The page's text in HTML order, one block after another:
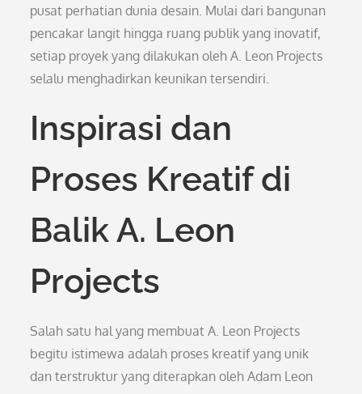
pusat perhatian dunia desain. Mulai dari bangunan
pencakar langit hingga ruang publik yang inovatif,
setiap proyek yang dilakukan oleh A. Leon Projects
selalu menghadirkan keunikan tersendiri.
Inspirasi dan
Proses Kreatif di
Balik A. Leon
Projects
Salah satu hal yang membuat A. Leon Projects
begitu istimewa adalah proses kreatif yang unik
dan terstruktur yang diterapkan oleh Adam Leon